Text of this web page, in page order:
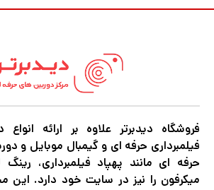
فروشگاه دیدبرتر علاوه بر ارائه
فیلمبرداری حرفه ای و گیمبال موبایل و
حرفه ای مانند پهپاد فیلمبرداری، رینگ
میکرفون را نیز در سایت خود دارد. این